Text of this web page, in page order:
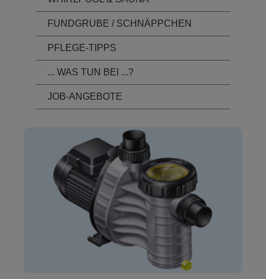
FUNDGRUBE / SCHNÄPPCHEN
PFLEGE-TIPPS
... WAS TUN BEI ...?
JOB-ANGEBOTE